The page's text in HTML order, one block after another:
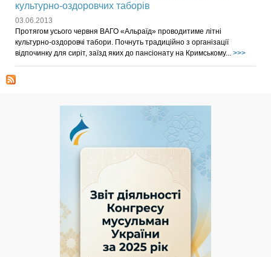
культурно-оздоровчих таборів
03.06.2013
Протягом усього червня ВАГО «Альраїд» проводитиме літні
культурно-оздоровчі табори. Почнуть традиційно з організації
відпочинку для сиріт, заїзд яких до пансіонату на Кримському... >>>